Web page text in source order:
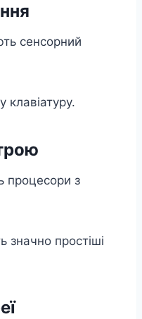
сенсорний
процесори з
значно простіші